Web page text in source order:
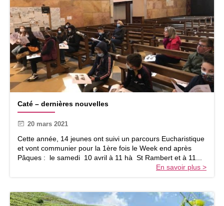
è
r
Caté – dernières nouvelles
20 mars 2021
Cette année, 14 jeunes ont suivi un parcours Eucharistique
et vont communier pour la 1ère fois le Week end après
Pâques : le samedi 10 avril à 11 hà St Rambert et à 11...
En savoir plus >